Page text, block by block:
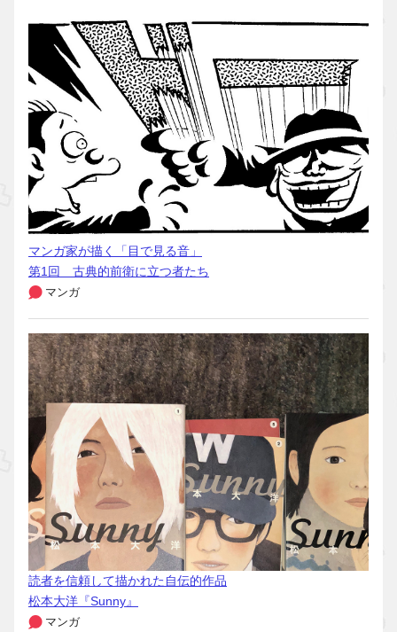
マンガ家が描く「目で見る音」
第1回 古典的前衛に立つ者たち
マンガ
読者を信頼して描かれた自伝的作品
松本大洋『Sunny』
マンガ